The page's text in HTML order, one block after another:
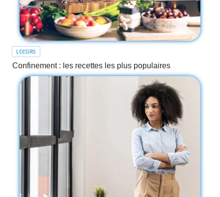
LOISIRS
Confinement : les recettes les plus populaires